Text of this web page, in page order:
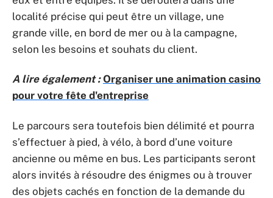
localité précise qui peut être un village, une
grande ville, en bord de mer ou à la campagne,
selon les besoins et souhats du client.
A lire également : Organiser une animation casino
pour votre fête d'entreprise
Le parcours sera toutefois bien délimité et pourra
s’effectuer à pied, à vélo, à bord d’une voiture
ancienne ou même en bus. Les participants seront
alors invités à résoudre des énigmes ou à trouver
des objets cachés en fonction de la demande du